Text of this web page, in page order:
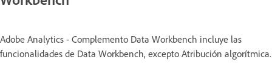
Adobe Analytics - Complemento Data Workbench incluye las
funcionalidades de Data Workbench, excepto Atribución algorítmica.